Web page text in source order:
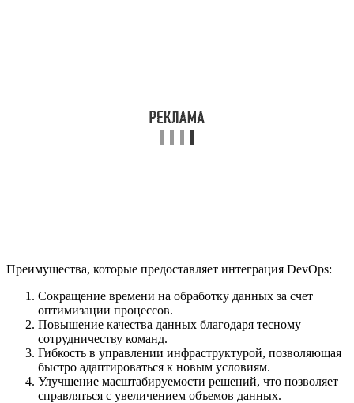
Преимущества, которые предоставляет интеграция DevOps:
Сокращение времени на обработку данных за счет
оптимизации процессов.
Повышение качества данных благодаря тесному
сотрудничеству команд.
Гибкость в управлении инфраструктурой, позволяющая
быстро адаптироваться к новым условиям.
Улучшение масштабируемости решений, что позволяет
справляться с увеличением объемов данных.